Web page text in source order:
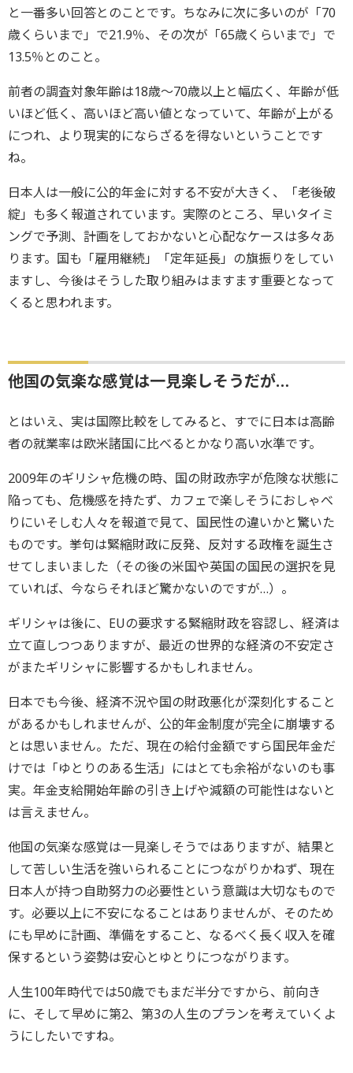
と一番多い回答とのことです。ちなみに次に多いのが「70
歳くらいまで」で21.9％、その次が「65歳くらいまで」で
13.5％とのこと。
前者の調査対象年齢は18歳～70歳以上と幅広く、年齢が低
いほど低く、高いほど高い値となっていて、年齢が上がる
につれ、より現実的にならざるを得ないということです
ね。
日本人は一般に公的年金に対する不安が大きく、「老後破
綻」も多く報道されています。実際のところ、早いタイミ
ングで予測、計画をしておかないと心配なケースは多々あ
ります。国も「雇用継続」「定年延長」の旗振りをしてい
ますし、今後はそうした取り組みはますます重要となって
くると思われます。
他国の気楽な感覚は一見楽しそうだが…
とはいえ、実は国際比較をしてみると、すでに日本は高齢
者の就業率は欧米諸国に比べるとかなり高い水準です。
2009年のギリシャ危機の時、国の財政赤字が危険な状態に
陥っても、危機感を持たず、カフェで楽しそうにおしゃべ
りにいそしむ人々を報道で見て、国民性の違いかと驚いた
ものです。挙句は緊縮財政に反発、反対する政権を誕生さ
せてしまいました（その後の米国や英国の国民の選択を見
ていれば、今ならそれほど驚かないのですが…）。
ギリシャは後に、EUの要求する緊縮財政を容認し、経済は
立て直しつつありますが、最近の世界的な経済の不安定さ
がまたギリシャに影響するかもしれません。
日本でも今後、経済不況や国の財政悪化が深刻化すること
があるかもしれませんが、公的年金制度が完全に崩壊する
とは思いません。ただ、現在の給付金額ですら国民年金だ
けでは「ゆとりのある生活」にはとても余裕がないのも事
実。年金支給開始年齢の引き上げや減額の可能性はないと
は言えません。
他国の気楽な感覚は一見楽しそうではありますが、結果と
して苦しい生活を強いられることにつながりかねず、現在
日本人が持つ自助努力の必要性という意識は大切なもので
す。必要以上に不安になることはありませんが、そのため
にも早めに計画、準備をすること、なるべく長く収入を確
保するという姿勢は安心とゆとりにつながります。
人生100年時代では50歳でもまだ半分ですから、前向き
に、そして早めに第2、第3の人生のプランを考えていくよ
うにしたいですね。